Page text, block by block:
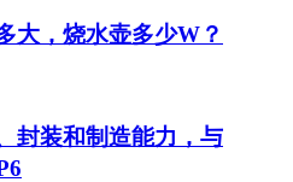
大，烧水壶多少W？
封装和制造能力，与